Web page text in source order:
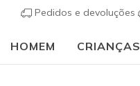
Pedidos e devoluções
HOMEM CRIANÇAS